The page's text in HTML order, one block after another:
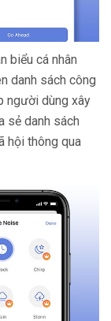
biểu cá nhân
danh sách công
người dùng xây
sẻ danh sách
hội thông qua